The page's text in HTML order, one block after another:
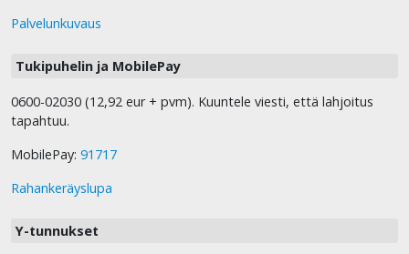
Palvelunkuvaus
Tukipuhelin ja MobilePay
0600-02030 (12,92 eur + pvm). Kuuntele viesti, että lahjoitus
tapahtuu.
MobilePay: 91717
Rahankeräyslupa
Y-tunnukset